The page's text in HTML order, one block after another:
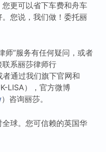
更可以省下车费和舟车
您说，我们做！委托丽
师”服务有任何疑问，或者
系丽莎律师行
者通过我们旗下官网和
LISA），官方微博
）咨询丽莎。
球。您可信赖的英国华